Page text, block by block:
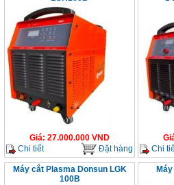
Giá: 27.000.000 VND
Chi tiết
Đặt hàng
Chi
Máy cắt Plasma Donsun LGK
100B